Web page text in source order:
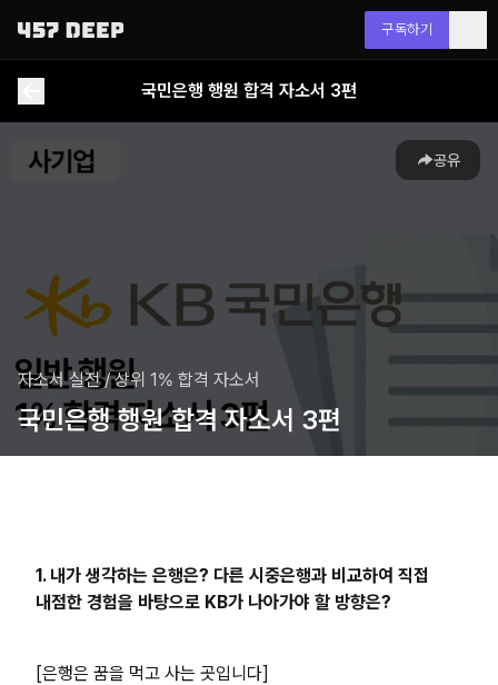
구독하기
국민은행 행원 합격 자소서 3편
공유
자소서 실전/상위 1% 합격 자소서
국민은행 행원 합격 자소서 3편
1. 내가 생각하는 은행은? 다른 시중은행과 비교하여 직접
내점한 경험을 바탕으로 KB가 나아가야 할 방향은?
[은행은 꿈을 먹고 사는 곳입니다]